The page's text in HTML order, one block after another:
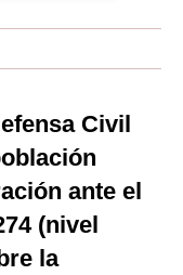
Civil
ante el
(nivel
la